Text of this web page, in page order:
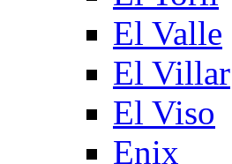
El Valle
El Villar
El Viso
Enix